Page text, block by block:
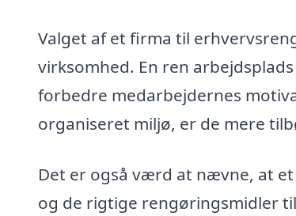
Valget af et firma til
virksomhed. En ren
forbedre medarbejdernes
organiseret miljø, er de mere
Det er også værd at nævne, at
og de rigtige rengøringsmidler